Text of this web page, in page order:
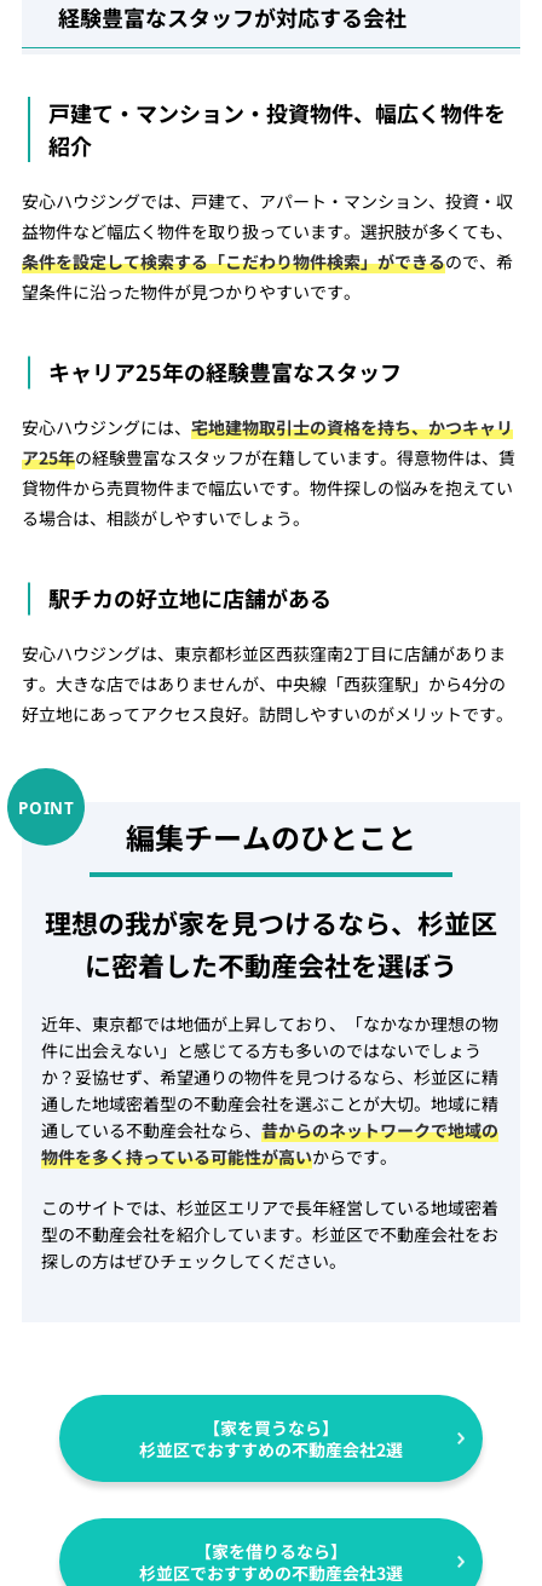
経験豊富なスタッフが対応する会社
戸建て・マンション・投資物件、幅広く物件を
紹介
安心ハウジングでは、戸建て、アパート・マンション、投資・収
益物件など幅広く物件を取り扱っています。選択肢が多くても、
条件を設定して検索する「こだわり物件検索」ができるので、希
望条件に沿った物件が見つかりやすいです。
キャリア25年の経験豊富なスタッフ
安心ハウジングには、 宅地建物取引士の資格を持ち、かつキャリ
ア25年の経験豊富なスタッフが在籍しています。得意物件は、賃
貸物件から売買物件まで幅広いです。物件探しの悩みを抱えてい
る場合は、相談がしやすいでしょう。
駅チカの好立地に店舗がある
安心ハウジングは、東京都杉並区西荻窪南2丁目に店舗がありま
す。大きな店ではありませんが、中央線「西荻窪駅」から4分の
好立地にあってアクセス良好。訪問しやすいのがメリットです。
編集チームのひとこと
理想の我が家を見つけるなら、杉並区
に密着した不動産会社を選ぼう
近年、東京都では地価が上昇しており、「なかなか理想の物
件に出会えない」と感じてる方も多いのではないでしょう
か？妥協せず、希望通りの物件を見つけるなら、杉並区に精
通した地域密着型の不動産会社を選ぶことが大切。地域に精
通している不動産会社なら、昔からのネットワークで地域の
物件を多く持っている可能性が高いからです。
このサイトでは、杉並区エリアで長年経営している地域密着
型の不動産会社を紹介しています。杉並区で不動産会社をお
探しの方はぜひチェックしてください。
【家を買うなら】
杉並区でおすすめの不動産会社2選
【家を借りるなら】
杉並区でおすすめの不動産会社3選